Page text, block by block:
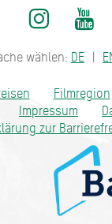
wählen: DE
Filmregion
Impressum
zur